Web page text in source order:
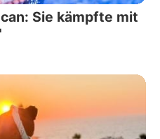
Sie kämpfte mit